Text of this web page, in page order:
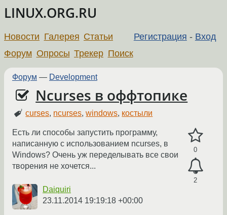
LINUX.ORG.RU
Регистрация - Вход
Новости Галерея Статьи
Форум Опросы Трекер Поиск
Форум — Development
Ncurses в оффтопике
curses, ncurses,windows, костыли
0
2
Есть ли способы запустить программу,
написанную с использованием ncurses, в
Windows? Очень уж переделывать все свои
творения не хочется...
Daiquiri
23.11.2014 19:19:18 +00:00